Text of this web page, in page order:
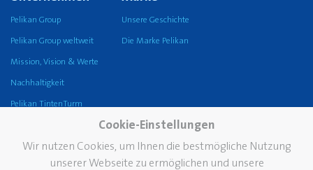
Pelikan Group
Pelikan Group weltweit
Mission, Vision & Werte
Nachhaltigkeit
Pelikan TintenTurm
Unsere Geschichte
Die Marke Pelikan
Cookie-Einstellungen
Wir nutzen Cookies, um Ihnen die bestmögliche Nutzung
unserer Webseite zu ermöglichen und unsere